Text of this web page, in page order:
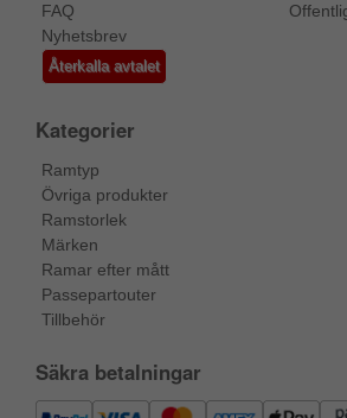
FAQ
Nyhetsbrev
Återkalla avtalet
Kategorier
Ramtyp
Övriga produkter
Ramstorlek
Märken
Ramar efter mått
Passepartouter
Tillbehör
Säkra betalningar